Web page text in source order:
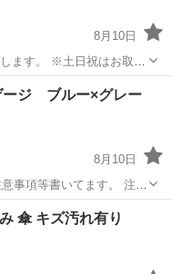
8月10日
ます。 ※土日祝はお取引
ージ ブルー×グレー
8月10日
項等書いてます。 注意
て 返品・交換や修理等の
、ご購入から３日以内に
ゲージ
傘 キズ汚れ有り